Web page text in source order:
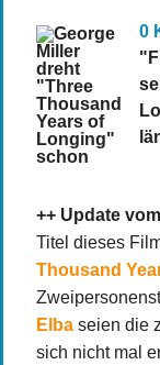
0
++ Update
Titel dieses
Thousand
Elba seien die
sich nicht mal